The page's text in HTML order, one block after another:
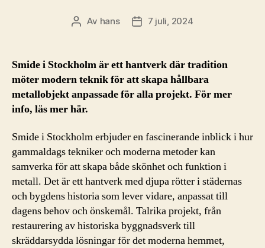
Inläggsförfattare
Av hans Inläggsdatum
7 juli, 2024
Smide i Stockholm är ett hantverk där tradition
möter modern teknik för att skapa hållbara
metallobjekt anpassade för alla projekt. För mer
info, läs mer här.
Smide i Stockholm erbjuder en fascinerande inblick i hur
gammaldags tekniker och moderna metoder kan
samverka för att skapa både skönhet och funktion i
metall. Det är ett hantverk med djupa rötter i städernas
och bygdens historia som lever vidare, anpassat till
dagens behov och önskemål. Talrika projekt, från
restaurering av historiska byggnadsverk till
skräddarsydda lösningar för det moderna hemmet,